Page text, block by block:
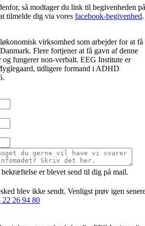
så modtager du link til begivenheden
tilmelde dig via voresfacebook-begivenhed.
virksomhed som arbejder for at få
Flere fortjener at få gavn af denne
og fungerer non-verbalt. EEG Institute er
tidligere formand i ADHD
er blevet send til dig på mail.
blev ikke sendt. Venligst prøv igen
22 26 94 80